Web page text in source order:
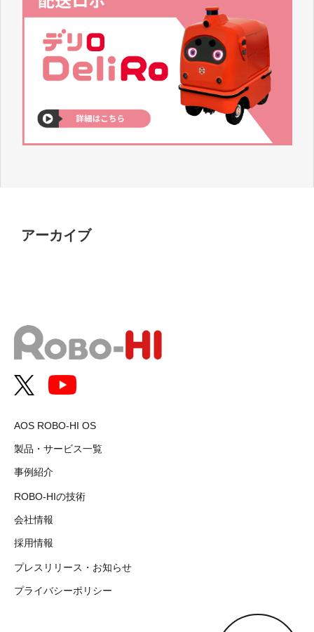
アーカイブ
AOS ROBO-HI OS
製品・サービス一覧
事例紹介
ROBO-HIの技術
会社情報
採用情報
プレスリリース・お知らせ
プライバシーポリシー